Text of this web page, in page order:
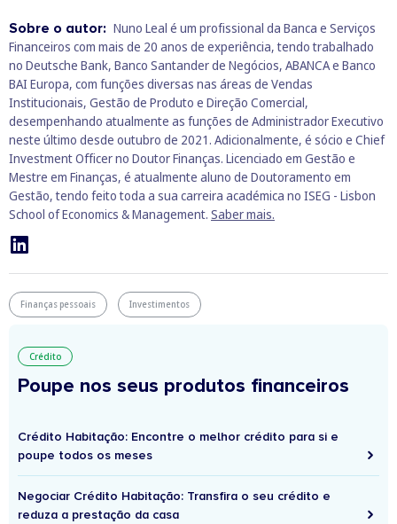
Sobre o autor: Nuno Leal é um profissional da Banca e Serviços
Financeiros com mais de 20 anos de experiência, tendo trabalhado
no Deutsche Bank, Banco Santander de Negócios, ABANCA e Banco
BAI Europa, com funções diversas nas áreas de Vendas
Institucionais, Gestão de Produto e Direção Comercial,
desempenhando atualmente as funções de Administrador Executivo
neste último desde outubro de 2021. Adicionalmente, é sócio e Chief
Investment Officer no Doutor Finanças. Licenciado em Gestão e
Mestre em Finanças, é atualmente aluno de Doutoramento em
Gestão, tendo feito toda a sua carreira académica no ISEG - Lisbon
School of Economics & Management. Saber mais.
Finanças pessoais Investimentos
Crédito
Poupe nos seus produtos financeiros
Crédito Habitação: Encontre o melhor crédito para si e
poupe todos os meses
Negociar Crédito Habitação: Transfira o seu crédito e
reduza a prestação da casa